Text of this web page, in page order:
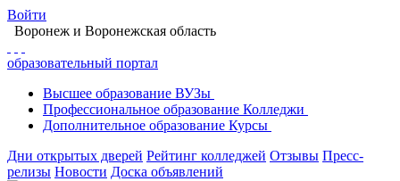
Войти
Воронеж и Воронежская область
образовательный портал
Высшее образование ВУЗы
Профессиональное образование Колледжи
Дополнительное образование Курсы
Дни открытых дверей Рейтинг колледжей Отзывы Пресс-
релизы Новости Доска объявлений